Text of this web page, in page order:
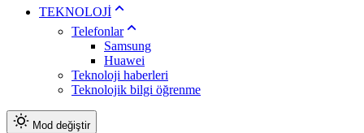
TEKNOLOJİ
Telefonlar
Samsung
Huawei
Teknoloji haberleri
Teknolojik bilgi öğrenme
Mod değiştir